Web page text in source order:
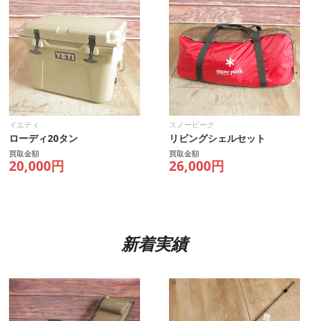
イエティ
ローディ20タン
買取金額
20,000円
スノーピーク
リビングシェルセット
買取金額
26,000円
新着実績